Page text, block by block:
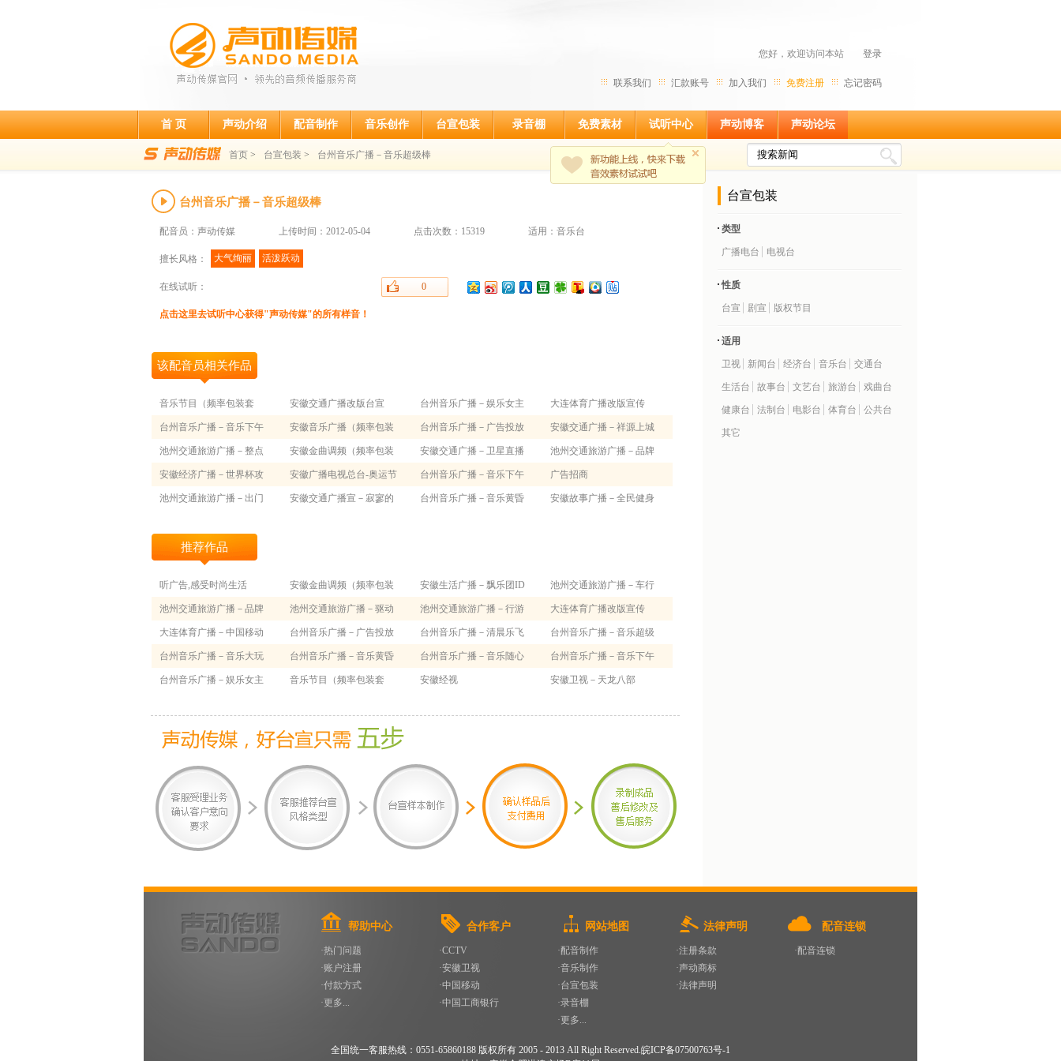
登录
您好，欢迎访问本站
忘记密码
免费注册
加入我们
汇款账号
联系我们
首 页 声动介绍 配音制作 音乐创作 台宣包装 录音棚 免费素材 试听中心 声动博客 声动论坛
首页 > 台宣包装 > 台州音乐广播－音乐超级棒
台州音乐广播－音乐超级棒
配音员：声动传媒 上传时间：2012-05-04 点击次数：15319 适用：音乐台
擅长风格： 大气绚丽 活泼跃动
在线试听： 0
点击这里去试听中心获得"声动传媒"的所有样音！
该配音员相关作品
音乐节目（频率包装套
装）
安徽交通广播改版台宣 台州音乐广播－娱乐女主
播
大连体育广播改版宣传
台州音乐广播－音乐下午
茶2
安徽音乐广播（频率包装
套装）
台州音乐广播－广告投放
专线
安徽交通广播－祥源上城
国际整点交通信息
池州交通旅游广播－整点
广告2
安徽金曲调频（频率包装
套装）
安徽交通广播－卫星直播
－奇瑞汽车50万辆下线盛况
池州交通旅游广播－品牌
秀
安徽经济广播－世界杯攻
略
安徽广播电视总台-奥运节
目（频率包装套装）
台州音乐广播－音乐下午
茶
广告招商
池州交通旅游广播－出门 安徽交通广播宣－寂寥的 台州音乐广播－音乐黄昏 安徽故事广播－全民健身
推荐作品
听广告,感受时尚生活 安徽金曲调频（频率包装
套装）
安徽生活广播－飘乐团ID 池州交通旅游广播－车行
天下
池州交通旅游广播－品牌
秀
池州交通旅游广播－驱动
生活1
池州交通旅游广播－行游
天下1
大连体育广播改版宣传
大连体育广播－中国移动
奥运龙虎榜
台州音乐广播－广告投放
专线
台州音乐广播－清晨乐飞
扬
台州音乐广播－音乐超级
棒
台州音乐广播－音乐大玩
家
台州音乐广播－音乐黄昏
后
台州音乐广播－音乐随心
听
台州音乐广播－音乐下午
茶2
台州音乐广播－娱乐女主 音乐节目（频率包装套 安徽经视 安徽卫视－天龙八部
台宣包装
类型
广播电台 电视台
性质
台宣 剧宣 版权节目
适用
卫视 新闻台 经济台 音乐台 交通台
生活台 故事台 文艺台 旅游台 戏曲台
健康台 法制台 电影台 体育台 公共台
其它
帮助中心
·热门问题
·账户注册
·付款方式
·更多...
合作客户
·CCTV
·安徽卫视
·中国移动
·中国工商银行
网站地图
·配音制作
·音乐制作
·台宣包装
·录音棚
·更多...
法律声明
·注册条款
·声动商标
·法律声明
配音连锁
·配音连锁
全国统一客服热线：0551-65860188 版权所有 2005 - 2013 All Right Reserved.皖ICP备07500763号-1